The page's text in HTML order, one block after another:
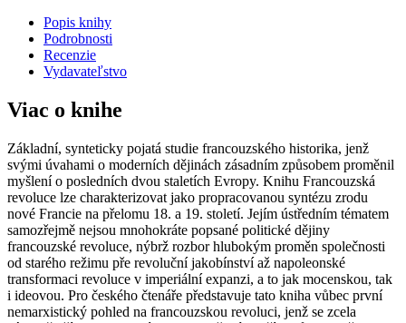
Popis knihy
Podrobnosti
Recenzie
Vydavateľstvo
Viac o knihe
Základní, synteticky pojatá studie francouzského historika, jenž
svými úvahami o moderních dějinách zásadním způsobem proměnil
myšlení o posledních dvou staletích Evropy. Knihu Francouzská
revoluce lze charakterizovat jako propracovanou syntézu zrodu
nové Francie na přelomu 18. a 19. století. Jejím ústředním tématem
samozřejmě nejsou mnohokráte popsané politické dějiny
francouzské revoluce, nýbrž rozbor hlubokým proměn společnosti
od starého režimu pře revoluční jakobínství až napoleonské
transformaci revoluce v imperiální expanzi, a to jak mocenskou, tak
i ideovou. Pro českého čtenáře představuje tato kniha vůbec první
nemarxistický pohled na francouzskou revoluci, jenž se zcela